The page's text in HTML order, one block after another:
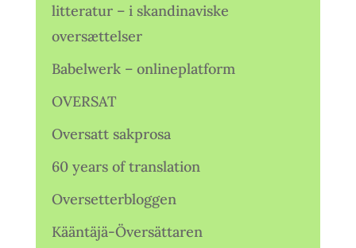
litteratur – i skandinaviske
oversættelser
Babelwerk – onlineplatform
OVERSAT
Oversatt sakprosa
60 years of translation
Oversetterbloggen
Kääntäjä-Översättaren